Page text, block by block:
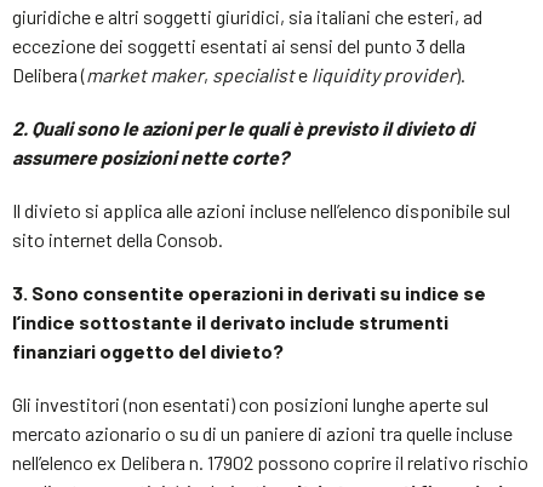
giuridiche e altri soggetti giuridici, sia italiani che esteri, ad
eccezione dei soggetti esentati ai sensi del punto 3 della
Delibera (market maker, specialiste liquidity provider).
2. Quali sono le azioni per le quali è previsto il divieto di
assumere posizioni nette corte?
Il divieto si applica alle azioni incluse nell’elenco disponibile sul
sito internet della Consob.
3. Sono consentite operazioni in derivati su indice se
l’indice sottostante il derivato include strumenti
finanziari oggetto del divieto?
Gli investitori (non esentati) con posizioni lunghe aperte sul
mercato azionario o su di un paniere di azioni tra quelle incluse
nell’elenco ex Delibera n. 17902 possono coprire il relativo rischio